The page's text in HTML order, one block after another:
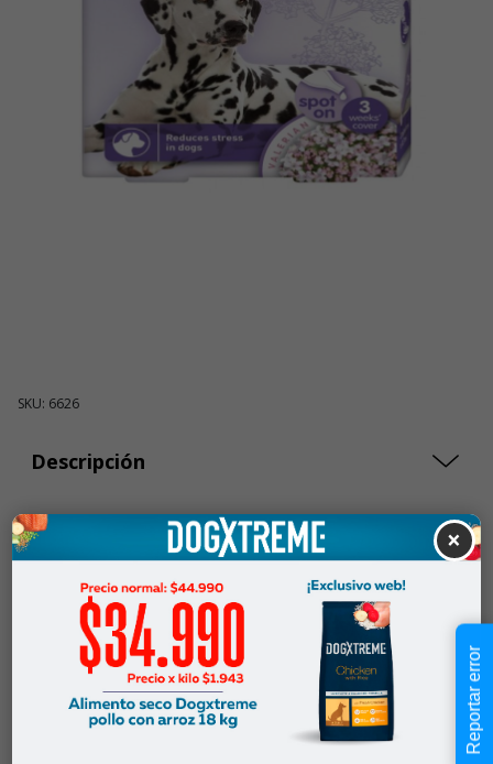
SKU: 6626
Descripción
Cantidad:
-
$16.990
En Stock
Añadir al carrito
Información de envío
×
Reportar error